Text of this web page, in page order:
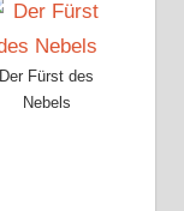
Der Fürst des
Nebels